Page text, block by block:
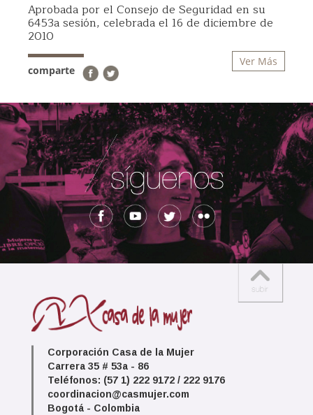
Aprobada por el Consejo de Seguridad en su
6453a sesión, celebrada el 16 de diciembre de
2010
Ver Más
comparte
Corporación Casa de la Mujer
Carrera 35 # 53a - 86
Teléfonos: (57 1) 222 9172 / 222 9176
coordinacion@casmujer.com
Bogotá - Colombia